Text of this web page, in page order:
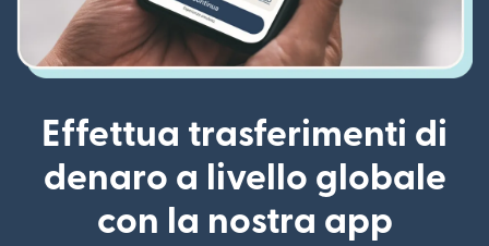
Effettua trasferimenti di
denaro a livello globale
con la nostra app